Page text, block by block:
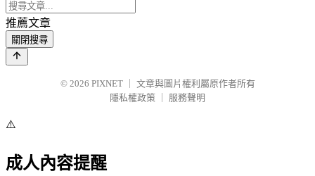
推薦文章
關閉搜尋
© 2026 PIXNET
文章與圖片權利屬原作者所有
隱私權政策
服務聲明
⚠️
成人內容提醒